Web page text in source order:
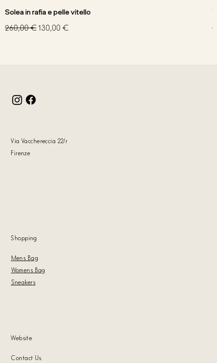
Solea in rafia e pelle vitello
Prezzo regolare
260,00 €Prezzo scontato
130,00 €
Via Vacchereccia 22/r
Firenze
Shopping
Mens Bag
Womens Bag
Sneakers
Website
Contact Us